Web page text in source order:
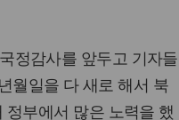
정감사를 앞두고 기자들
월일을 다 새로 해서 북
부에서 많은 노력을 했